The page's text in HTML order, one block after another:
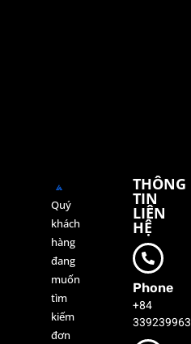
Quý
khách
hàng
đang
muốn
tìm
kiếm
đơn
THÔNG
TIN
LIÊN
HỆ
Phone
+84
339239963